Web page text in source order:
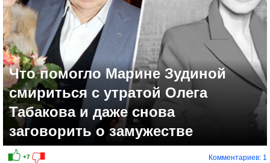
Что помогло Марине Зудиной
смириться с утратой Олега
Табакова и даже снова
заговорить о замужестве
Комментариев: 1